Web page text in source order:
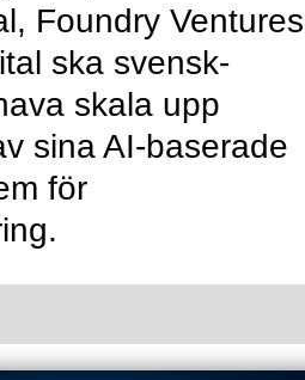
Foundry Ventures
ska svensk-
skala upp
sina AI-baserade
för